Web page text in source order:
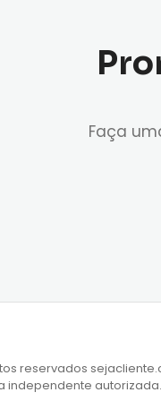
Faça
reservados
independente